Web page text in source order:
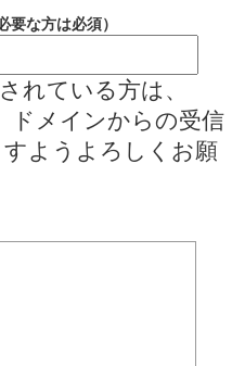
要な方は必須）
れている方は、
ドメインからの受信
ようよろしくお願